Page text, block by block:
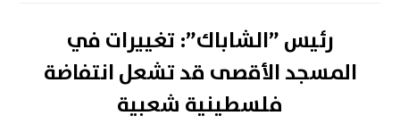
رئيس ”الشاباك”: تغييرات في
المسجد الأقصى قد تشعل انتفاضة
فلسطينية شعبية